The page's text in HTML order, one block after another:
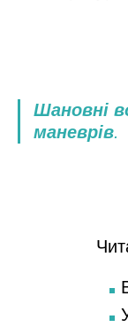
Шановні
маневрів.